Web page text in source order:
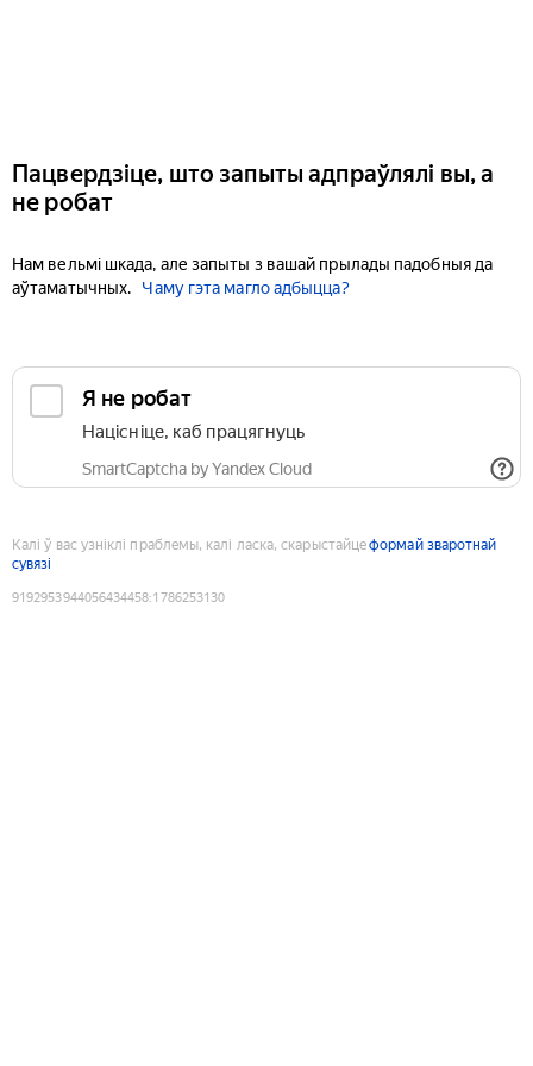
Пацвердзіце, што запыты адпраўлялі вы, а
не робат
Нам вельмі шкада, але запыты з вашай прылады падобныя да
аўтаматычных.
Чаму гэта магло адбыцца?
Я не робат
Націсніце, каб працягнуць
SmartCaptcha by Yandex Cloud
Калі ў вас узніклі праблемы, калі ласка, скарыстайцеформай зваротнай
сувязі
9192953944056434458:1786253130